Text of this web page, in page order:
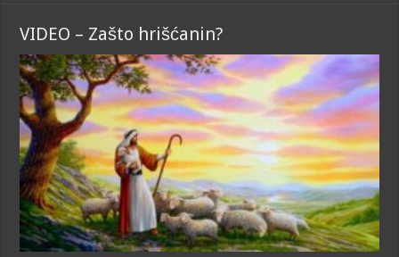
VIDEO – Zašto hrišćanin?